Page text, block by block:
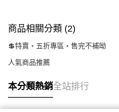
商品相關分類 (2)
💲特賣‧五折專區‧售完不補呦
人氣商品推薦
本分類熱銷全站排行